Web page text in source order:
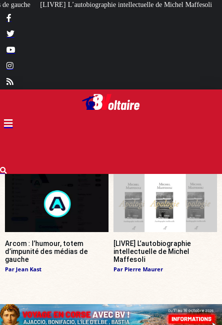
intellectuelle de Michel Maffesoli Pour regagner son influence en
Arcom : l’humour, totem
d’impunité des médias de
gauche
Par Jean Kast
[LIVRE] L’autobiographie
intellectuelle de Michel
Maffesoli
Par Pierre Maurer